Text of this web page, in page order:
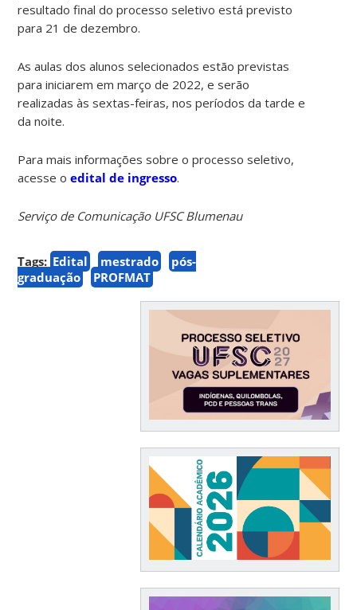
resultado final do processo seletivo está previsto
para 21 de dezembro.
As aulas dos alunos selecionados estão previstas
para iniciarem em março de 2022, e serão
realizadas às sextas-feiras, nos períodos da tarde e
da noite.
Para mais informações sobre o processo seletivo,
acesse oedital de ingresso.
Serviço de Comunicação UFSC Blumenau
Tags: Edital mestrado
pós-
graduação
PROFMAT